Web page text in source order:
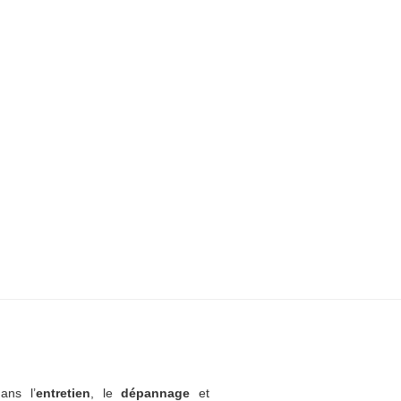
l’entretien , ledépannage et